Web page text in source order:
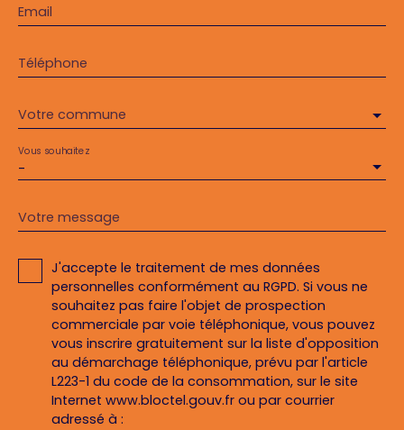
Email
Téléphone
Votre commune
-
Vous souhaitez
Votre message
J'accepte le traitement de mes données
personnelles conformément au RGPD. Si vous ne
souhaitez pas faire l'objet de prospection
commerciale par voie téléphonique, vous pouvez
vous inscrire gratuitement sur la liste d'opposition
au démarchage téléphonique, prévu par l'article
L223-1 du code de la consommation, sur le site
Internet www.bloctel.gouv.fr ou par courrier
adressé à :